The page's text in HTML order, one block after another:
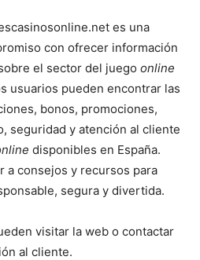
es una
con ofrecer información
el sector del juego online
usuarios pueden encontrar las
bonos, promociones,
seguridad y atención al cliente
disponibles en España.
a consejos y recursos para
segura y divertida.
visitar la web o contactar
al cliente.